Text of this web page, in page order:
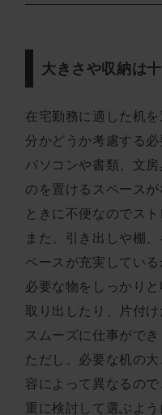
大きさや収納は
在宅勤務に適した机
分かどうか考慮する必
パソコンや書類、文
のを置けるスペース
ときに不便なのでス
また、引き出しや棚
ペースが充実している
必要な物をしっかり
取り出したり、片付け
スムーズに仕事ができ
ただし、必要な机の
容によって異なるの
重に検討して選ぶよう